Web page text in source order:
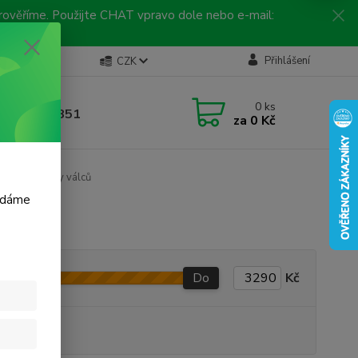
Použijte CHAT vpravo dole nebo e-mail:
Kontakty CZK Přihlášení
linka
792 217 851
9-16 hod.)
0 ks
za 0 Kč
těsnění hlavy válců
Do Kč